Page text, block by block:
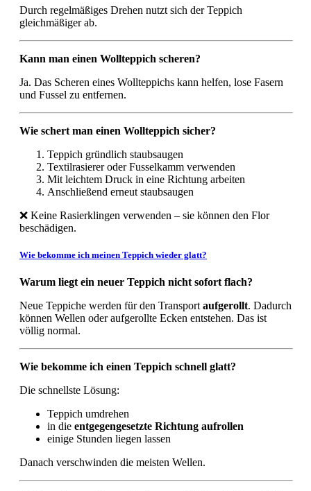
Durch regelmäßiges Drehen nutzt sich der Teppich
gleichmäßiger ab.
Kann man einen Wollteppich scheren?
Ja. Das Scheren eines Wollteppichs kann helfen, lose Fasern
und Fussel zu entfernen.
Wie schert man einen Wollteppich sicher?
Teppich gründlich staubsaugen
Textilrasierer oder Fusselkamm verwenden
Mit leichtem Druck in eine Richtung arbeiten
Anschließend erneut staubsaugen
❌ Keine Rasierklingen verwenden – sie können den Flor
beschädigen.
Wie bekomme ich meinen Teppich wieder glatt?
Warum liegt ein neuer Teppich nicht sofort flach?
Neue Teppiche werden für den Transport aufgerollt. Dadurch
können Wellen oder aufgerollte Ecken entstehen. Das ist
völlig normal.
Wie bekomme ich einen Teppich schnell glatt?
Die schnellste Lösung:
Teppich umdrehen
in die entgegengesetzte Richtung aufrollen
einige Stunden liegen lassen
Danach verschwinden die meisten Wellen.